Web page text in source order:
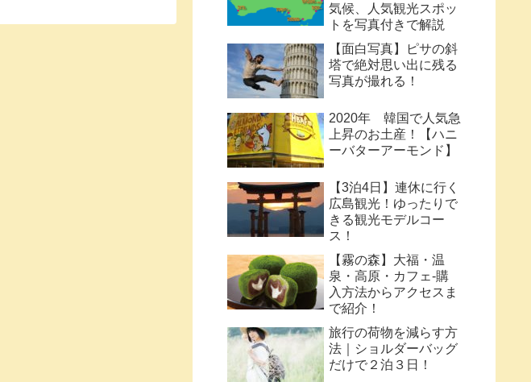
気候、人気観光スポッ
トを写真付きで解説
【面白写真】ピサの斜
塔で絶対思い出に残る
写真が撮れる！
2020年 韓国で人気急
上昇のお土産！【ハニ
ーバターアーモンド】
【3泊4日】連休に行く
広島観光！ゆったりで
きる観光モデルコー
ス！
【霧の森】大福・温
泉・高原・カフェ-購
入方法からアクセスま
で紹介！
旅行の荷物を減らす方
法｜ショルダーバッグ
だけで２泊３日！